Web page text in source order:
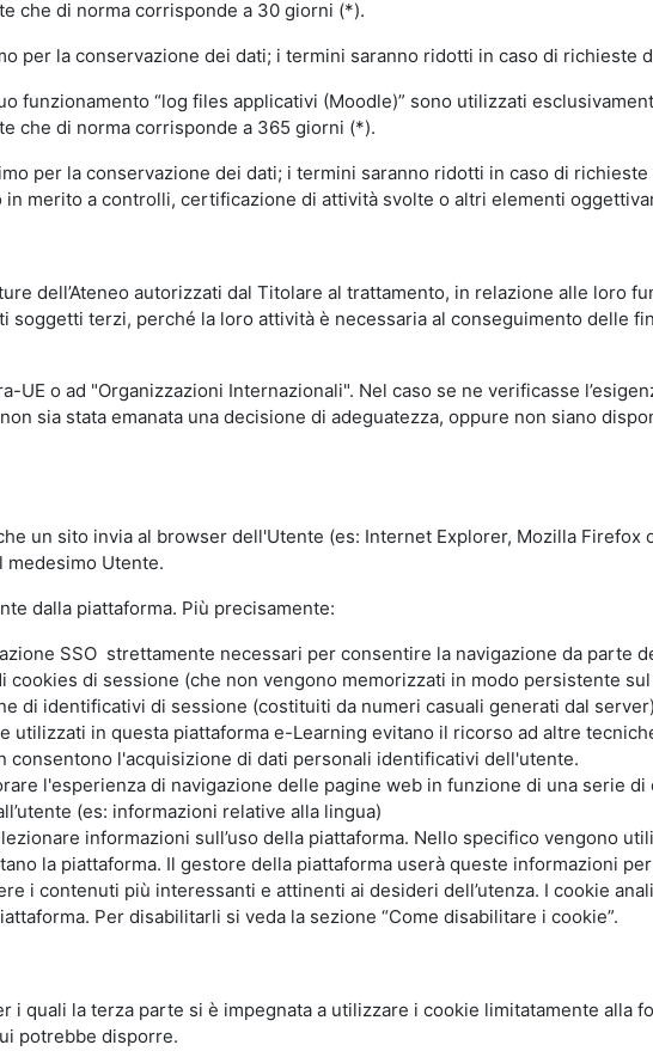
che di norma corrisponde a 30 giorni (*).
per la conservazione dei dati; i termini saranno ridotti in caso di richieste
funzionamento “log files applicativi (Moodle)” sono utilizzati
che di norma corrisponde a 365 giorni (*).
per la conservazione dei dati; i termini saranno ridotti in caso di
merito a controlli, certificazione di attività svolte o altri elementi
dell’Ateneo autorizzati dal Titolare al trattamento, in relazione alle loro
soggetti terzi, perché la loro attività è necessaria al conseguimento delle
o ad "Organizzazioni Internazionali". Nel caso se ne verificasse
sia stata emanata una decisione di adeguatezza, oppure non siano
un sito invia al browser dell'Utente (es: Internet Explorer, Mozilla Firefox
Utente.
dalla piattaforma. Più precisamente:
SSO strettamente necessari per consentire la navigazione da parte
di sessione (che non vengono memorizzati in modo persistente
di identificativi di sessione (costituiti da numeri casuali generati dal
utilizzati in questa piattaforma e-Learning evitano il ricorso ad altre
consentono l'acquisizione di dati personali identificativi dell'utente.
l'esperienza di navigazione delle pagine web in funzione di una serie
(es: informazioni relative alla lingua)
informazioni sull’uso della piattaforma. Nello specifico vengono
la piattaforma. Il gestore della piattaforma userà queste informazioni
i contenuti più interessanti e attinenti ai desideri dell’utenza. I cookie
Per disabilitarli si veda la sezione “Come disabilitare i cookie”.
i quali la terza parte si è impegnata a utilizzare i cookie limitatamente alla
potrebbe disporre.